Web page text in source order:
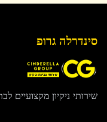
סינדרלה גרופ
שירותי ניקיון